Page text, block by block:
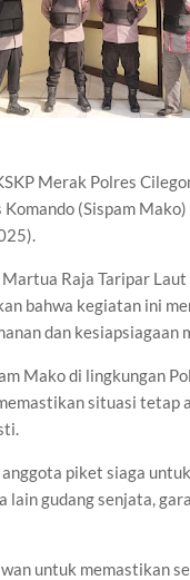
Merak Polres
(Sispam
Raja Taripar
bahwa kegiatan ini
dan kesiapsiagaan
Mako di lingkungan
situasi tetap
piket siaga
lain gudang senjata,
untuk memastikan